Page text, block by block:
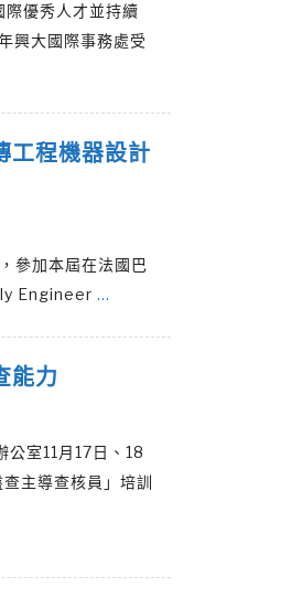
優秀人才並持續
興大國際事務處受
工程機器設計
參加本屆在法國巴
Engineer …
能力
室11月17日、18
主導查核員」培訓